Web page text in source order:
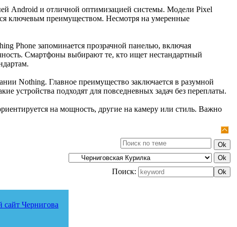
Android и отличной оптимизацией системы. Модели Pixel
ключевым преимуществом. Несмотря на умеренные
Phone запоминается прозрачной панелью, включая
Смартфоны выбирают те, кто ищет нестандартный
Nothing. Главное преимущество заключается в разумной
устройства подходят для повседневных задач без переплаты.
на мощность, другие на камеру или стиль. Важно
Поиск:
Чернигова